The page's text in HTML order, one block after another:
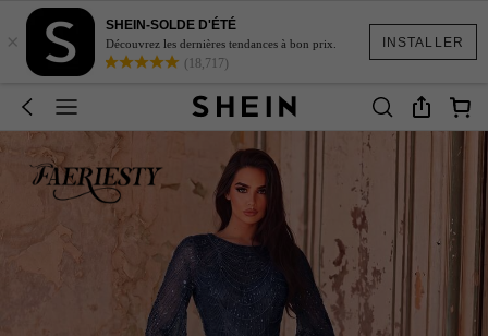
INSTALLER
×
SHEIN-SOLDE D'ÉTÉ
Découvrez les dernières tendances à bon prix.
(18,717)